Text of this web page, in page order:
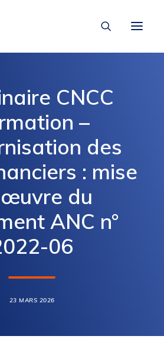
CNCC
–
des
: mise
du
ANC n°
06
23 MARS 2026